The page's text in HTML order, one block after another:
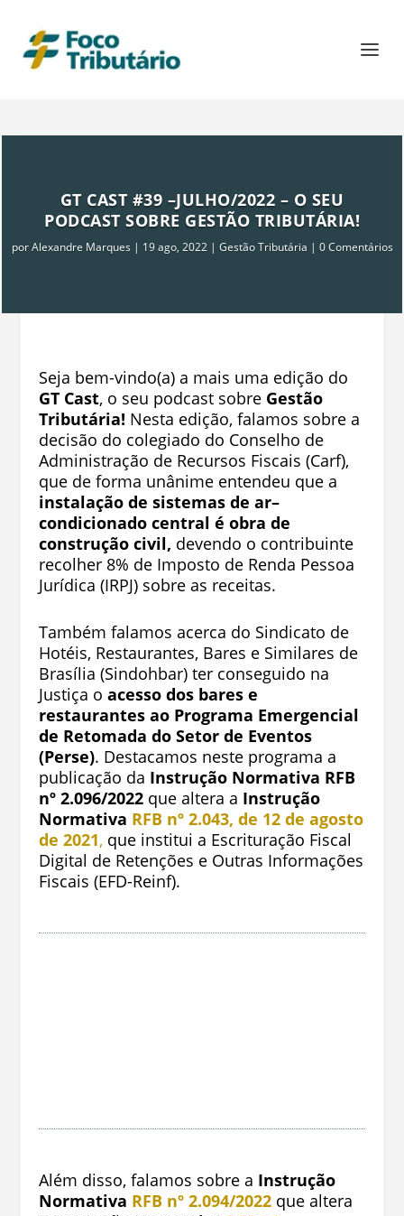
GT CAST #39 –JULHO/2022 – O SEU
PODCAST SOBRE GESTÃO TRIBUTÁRIA!
porAlexandre Marques | 19 ago, 2022| Gestão Tributária | 0 Comentários
Seja bem-vindo(a) a mais uma edição do
GT Cast, o seu podcast sobre Gestão
Tributária! Nesta edição, falamos sobre a
decisão do colegiado do Conselho de
Administração de Recursos Fiscais (Carf),
que de forma unânime entendeu que a
instalação de sistemas de ar–
condicionado central é obra de
construção civil, devendo o contribuinte
recolher 8% de Imposto de Renda Pessoa
Jurídica (IRPJ) sobre as receitas.
Também falamos acerca do Sindicato de
Hotéis, Restaurantes, Bares e Similares de
Brasília (Sindohbar) ter conseguido na
Justiça o acesso dos bares e
restaurantes ao Programa Emergencial
de Retomada do Setor de Eventos
(Perse). Destacamos neste programa a
publicação da Instrução Normativa RFB
nº 2.096/2022que altera a Instrução
Normativa RFB nº 2.043, de 12 de agosto
de 2021, que institui a Escrituração Fiscal
Digital de Retenções e Outras Informações
Fiscais (EFD-Reinf).
Além disso, falamos sobre a Instrução
Normativa RFB nº 2.094/2022 que altera